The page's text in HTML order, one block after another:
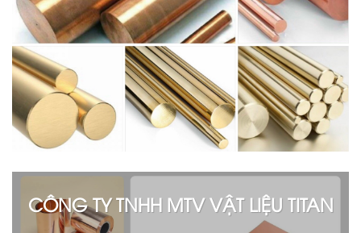
CÔNG TY TNHH MTV VẬT LIỆU TITAN